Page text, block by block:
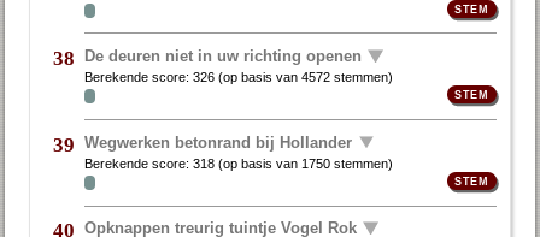
38 De deuren niet in uw richting openen
Berekende score:326 (op basis van4572 stemmen)
39 Wegwerken betonrand bij Hollander
Berekende score:318 (op basis van 1750 stemmen)
40 Opknappen treurig tuintje Vogel Rok